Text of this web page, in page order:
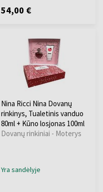
54,00 €
Nina Ricci Nina Dovanų
rinkinys, Tualetinis vanduo
80ml + Kūno losjonas 100ml
Dovanų rinkiniai - Moterys
Yra sandėlyje